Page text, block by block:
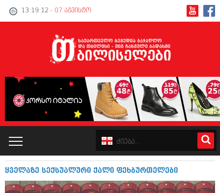
13:19:12 - 07 აგვისტო
კატალოგი
ყველაზე სექსუალური ქალი ფეხბურთელები